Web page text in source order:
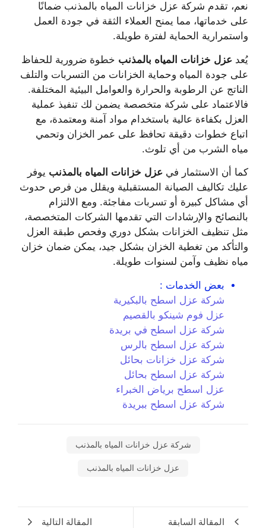
نعم، تقدم شركة عزل خزانات المياه بالمذنب ضمانًا
على خدماتها، مما يمنح العملاء الثقة في جودة العمل
واستمرارية الحماية لفترة طويلة.
يُعد عزل خزانات المياه بالمذنب خطوة ضرورية للحفاظ
على جودة المياه وحماية الخزانات من التسربات والتلف
الناتج عن الرطوبة والحرارة والعوامل البيئية المختلفة.
فالاعتماد على شركة متخصصة يضمن لك تنفيذ عملية
العزل بكفاءة عالية باستخدام مواد آمنة ومعتمدة، مع
اتباع خطوات دقيقة تحافظ على عمر الخزان وتحمي
مياه الشرب من أي تلوث.
كما أن الاستثمار في عزل خزانات المياه بالمذنب يوفر
عليك تكاليف الصيانة المستقبلية ويقلل من فرص حدوث
أي مشاكل كبيرة أو تسربات مفاجئة. ومع الالتزام
بالنصائح والإرشادات التي تقدمها الشركات المتخصصة،
مثل تنظيف الخزانات بشكل دوري وفحص طبقة العزل
والتأكد من تغطية الخزان بشكل جيد، يمكن ضمان خزان
مياه نظيف وآمن لسنوات طويلة.
بعض الخدمات :
شركة عزل اسطح بالبكيرية
عزل فوم شينكو بالقصيم
شركة عزل اسطح في بريدة
شركة عزل اسطح بالرس
شركة عزل خزانات بحائل
شركة عزل اسطح بحائل
عزل اسطح برياض الخبراء
شركة عزل اسطح ببريدة
شركة عزل خزانات المياه بالمذنب
عزل خزانات المياه بالمذنب
المقالة السابقة المقالة التالية